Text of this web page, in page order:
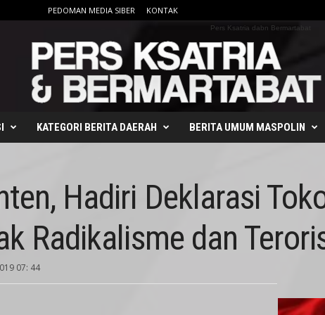
PEDOMAN MEDIA SIBER KONTAK
Pers Ksatria dabn Bermartabat
KATEGORI BERITA DAERAH BERITA UMUM MASPOLIN
Hadiri Deklarasi
Radikalisme dan
07: 44